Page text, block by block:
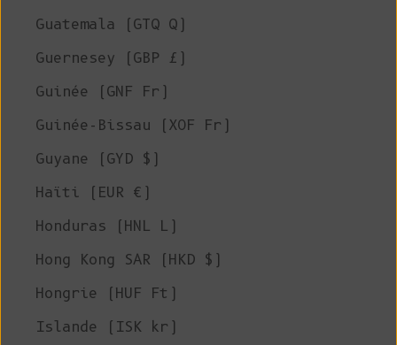
Guatemala (GTQ Q)
Guernesey (GBP £)
Guinée (GNF Fr)
Guinée-Bissau (XOF Fr)
Guyane (GYD $)
Haïti (EUR €)
Honduras (HNL L)
Hong Kong SAR (HKD $)
Hongrie (HUF Ft)
Islande (ISK kr)